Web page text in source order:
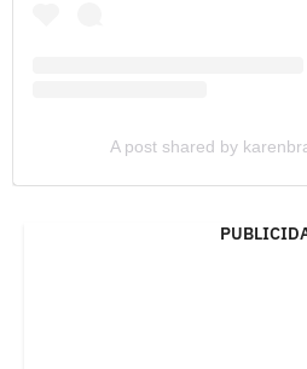
A post shared by